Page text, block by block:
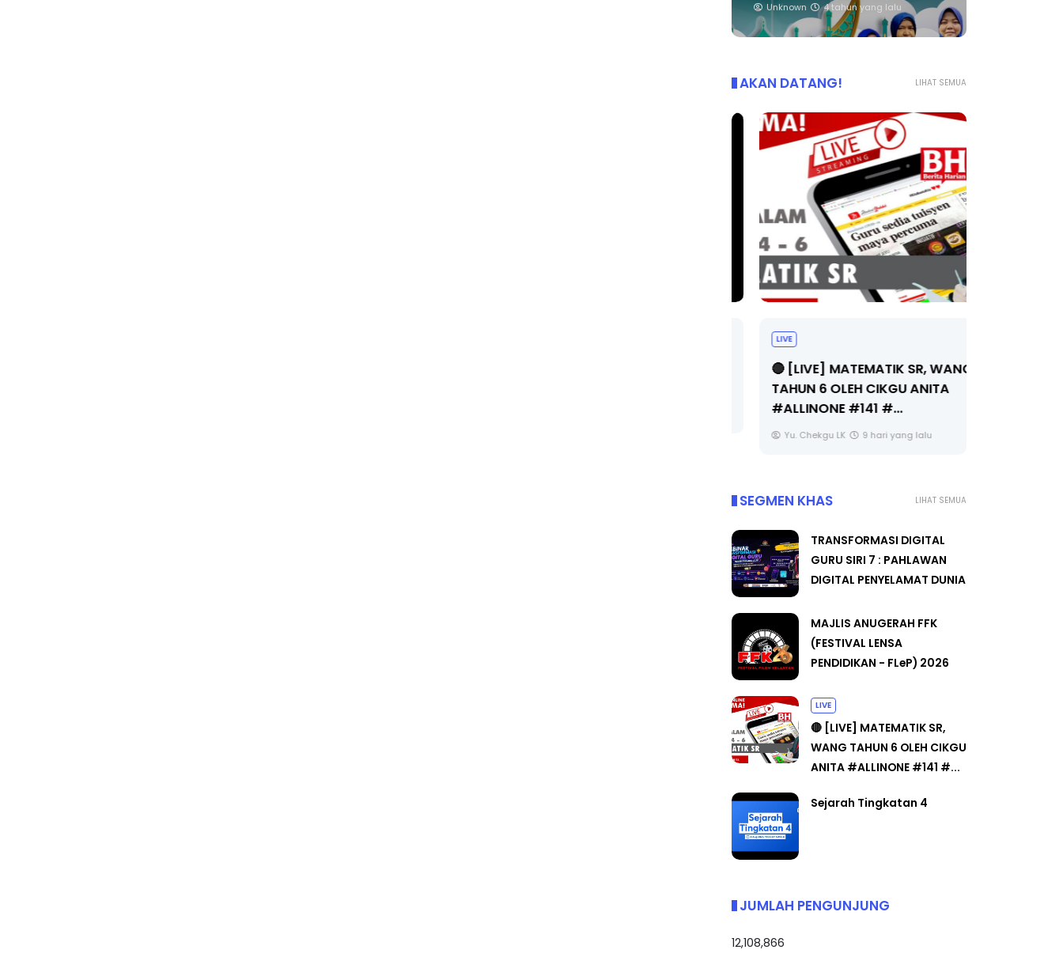
Unknown 4 tahun yang lalu
LIHAT SEMUA
AKAN DATANG!
🔴 [LIVE] MATEMATIK SR, WANG
TAHUN 6 OLEH CIKGU ANITA
#ALLINONE #141 #...
Yu. Chekgu LK 9 hari yang lalu
LIHAT SEMUA
SEGMEN KHAS
TRANSFORMASI DIGITAL
GURU SIRI 7 : PAHLAWAN
DIGITAL PENYELAMAT DUNIA
MAJLIS ANUGERAH FFK
(FESTIVAL LENSA
PENDIDIKAN - FLeP) 2026
LIVE
🔴 [LIVE] MATEMATIK SR,
WANG TAHUN 6 OLEH CIKGU
ANITA #ALLINONE #141 #...
Sejarah Tingkatan 4
JUMLAH PENGUNJUNG
12,108,866